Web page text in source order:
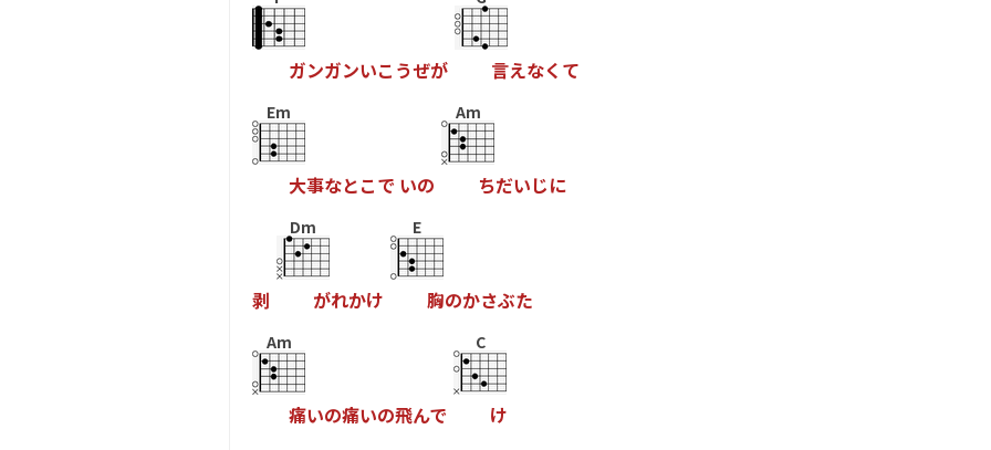
ガンガンいこ うぜが 言えなく て
Em
大事なとこで いの
Am
ちだいじに
剥
Dm
がれかけ
E
胸のかさぶた
Am
痛いの痛いの飛んで
C
け